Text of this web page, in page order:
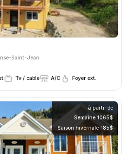
Saint-Jean
Tv / cable A/C Foyer ext.
à partir de
Semaine 1065$
Saison hivernale 185$